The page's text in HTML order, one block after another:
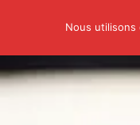
Nous